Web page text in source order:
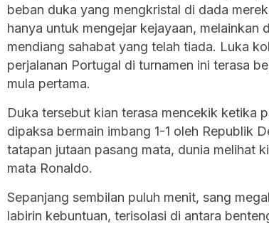
beban duka yang mengkristal di dada
hanya untuk mengejar kejayaan, melainkan
mendiang sahabat yang telah tiada. Luka
perjalanan Portugal di turnamen ini terasa
mula pertama.
Duka tersebut kian terasa mencekik ketika
dipaksa bermain imbang 1-1 oleh Republik
tatapan jutaan pasang mata, dunia melihat
mata Ronaldo.
Sepanjang sembilan puluh menit, sang
labirin kebuntuan, terisolasi di antara